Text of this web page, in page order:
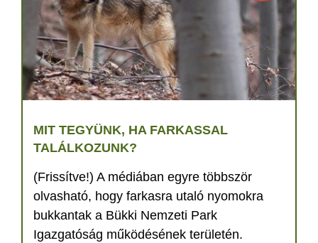
MIT TEGYÜNK, HA FARKASSAL
TALÁLKOZUNK?
(Frissítve!) A médiában egyre többször
olvasható, hogy farkasra utaló nyomokra
bukkantak a Bükki Nemzeti Park
Igazgatóság működésének területén.